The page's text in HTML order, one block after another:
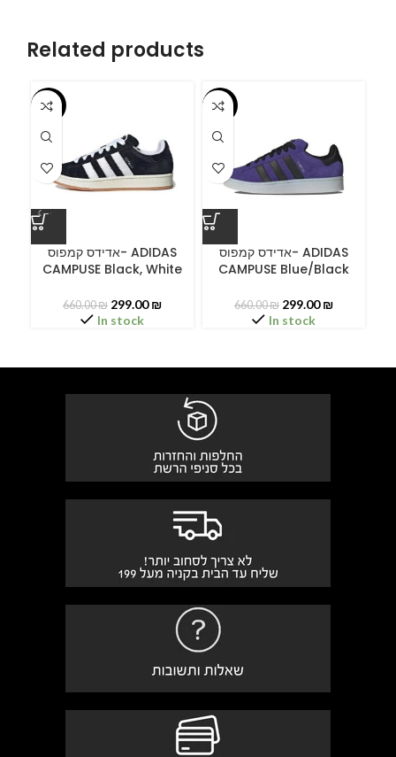
Related products
-55%
אדידס קמפוס- ADIDAS
CAMPUSE Black, White
660.00₪ 299.00₪
In stock
-55%
אדידס קמפוס- ADIDAS
CAMPUSE Blue/Black
660.00₪ 299.00₪
In stock